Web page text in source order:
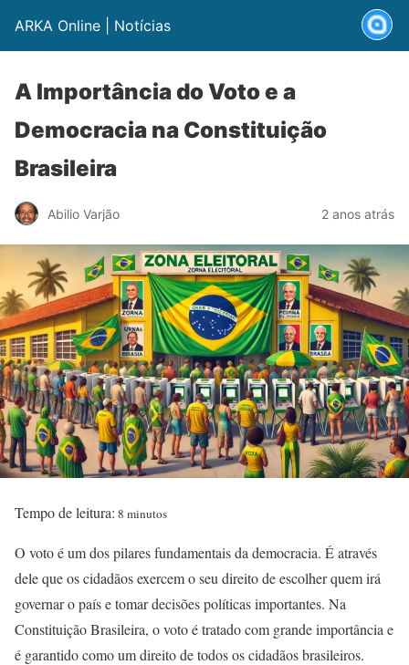
ARKA Online | Notícias
A Importância do Voto e a
Democracia na Constituição
Brasileira
Abilio Varjão 2 anos atrás
Tempo de leitura: 8 minutos
O voto é um dos pilares fundamentais da democracia. É através
dele que os cidadãos exercem o seu direito de escolher quem irá
governar o país e tomar decisões políticas importantes. Na
Constituição Brasileira, o voto é tratado com grande importância e
é garantido como um direito de todos os cidadãos brasileiros.